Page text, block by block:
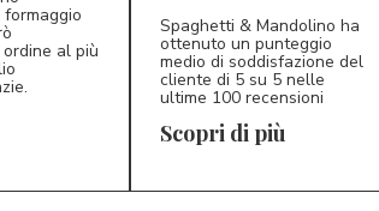
al più
Spaghetti & Mandolino ha
ottenuto un punteggio
medio di soddisfazione del
cliente di 5 su 5 nelle
ultime 100 recensioni
Scopri di più